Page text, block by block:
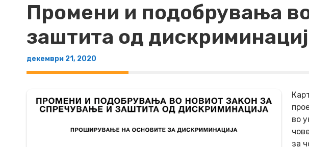
Промени и подобрувања
заштита од
декември 21, 2020
во
за